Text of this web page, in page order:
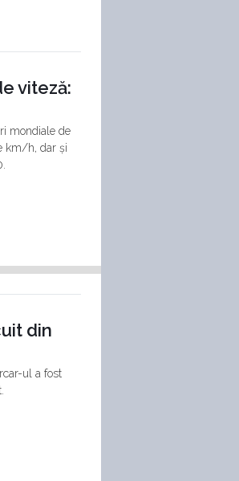
viteză:
mondiale de
km/h, dar și
din
ul a fost